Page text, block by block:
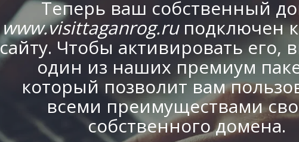
Теперь ваш собственный
www.visittaganrog.ruподключен
сайту. Чтобы активировать его,
один из наших премиум
который позволит вам
всеми преимуществами
собственного домена.